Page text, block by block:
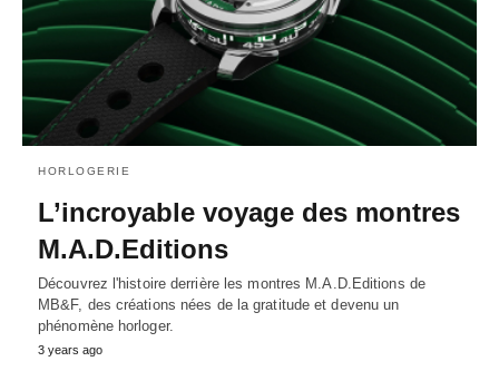
HORLOGERIE
L’incroyable voyage des montres
M.A.D.Editions
Découvrez l'histoire derrière les montres M.A.D.Editions de
MB&F, des créations nées de la gratitude et devenu un
phénomène horloger.
3 years ago